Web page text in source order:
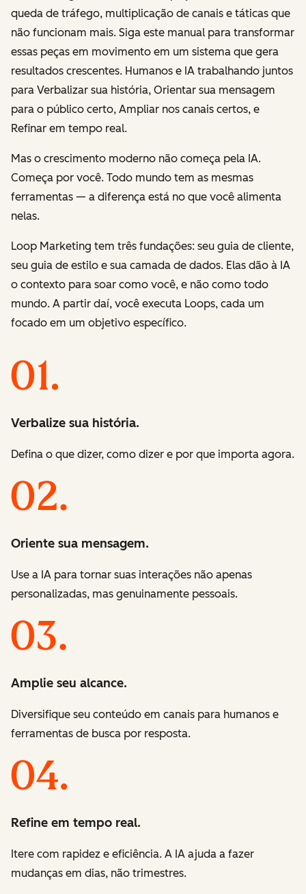
queda de tráfego, multiplicação de canais e táticas que
não funcionam mais. Siga este manual para transformar
essas peças em movimento em um sistema que gera
resultados crescentes. Humanos e IA trabalhando juntos
para Verbalizar sua história, Orientar sua mensagem
para o público certo, Ampliar nos canais certos, e
Refinar em tempo real.
Mas o crescimento moderno não começa pela IA.
Começa por você. Todo mundo tem as mesmas
ferramentas — a diferença está no que você alimenta
nelas.
Loop Marketing tem três fundações: seu guia de cliente,
seu guia de estilo e sua camada de dados. Elas dão à IA
o contexto para soar como você, e não como todo
mundo. A partir daí, você executa Loops, cada um
focado em um objetivo específico.
Verbalize sua história.
Defina o que dizer, como dizer e por que importa agora.
Oriente sua mensagem.
Use a IA para tornar suas interações não apenas
personalizadas, mas genuinamente pessoais.
Amplie seu alcance.
Diversifique seu conteúdo em canais para humanos e
ferramentas de busca por resposta.
Refine em tempo real.
Itere com rapidez e eficiência. A IA ajuda a fazer
mudanças em dias, não trimestres.